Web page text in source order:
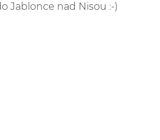
Jablonce nad Nisou :-)